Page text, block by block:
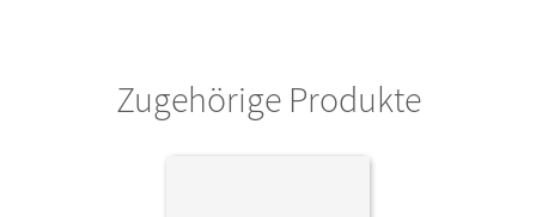
Zugehörige Produkte